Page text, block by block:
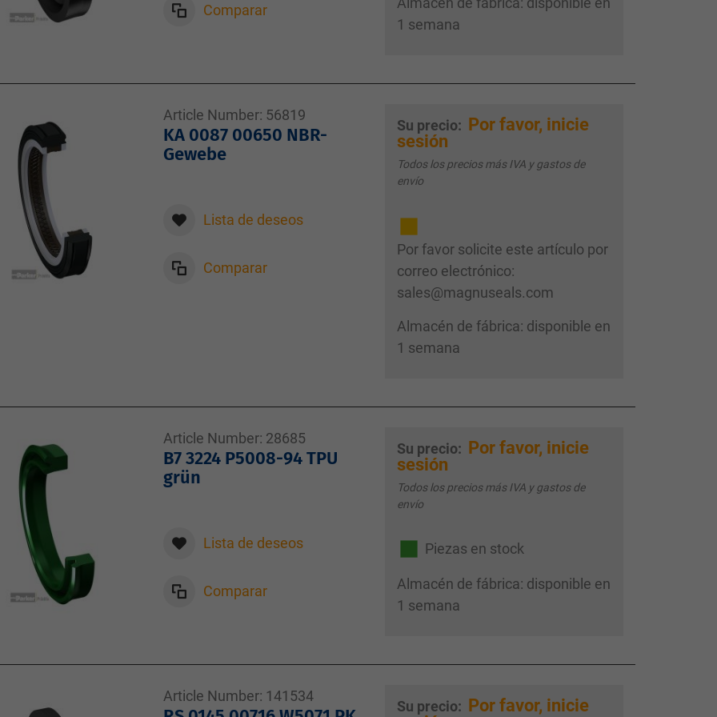
Comparar
1 semana
Article Number: 56819
KA 0087 00650 NBR-
Gewebe
Lista de deseos
Comparar
Su precio:
Por favor, inicie
sesión
Todos los precios más IVA y gastos de
envío
Por favor solicite este artículo por
correo electrónico:
sales@magnuseals.com
Almacén de fábrica: disponible en
1 semana
Article Number: 28685
B7 3224 P5008-94 TPU
grün
Lista de deseos
Comparar
Su precio: Por favor, inicie
sesión
Todos los precios más IVA y gastos de
envío
Piezas en stock
Almacén de fábrica: disponible en
1 semana
Article Number: 141534
Su precio: Por favor, inicie